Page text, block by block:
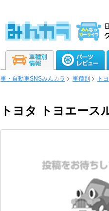
車・自動車SNSみんカラ 車種別 ト
トヨタ トヨエース